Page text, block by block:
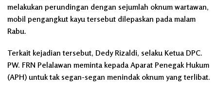
melakukan perundingan dengan sejumlah oknum wartawan,
mobil pengangkut kayu tersebut dilepaskan pada malam
Rabu.
Terkait kejadian tersebut, Dedy Rizaldi, selaku Ketua DPC.
PW. FRN Pelalawan meminta kepada Aparat Penegak Hukum
(APH) untuk tak segan-segan menindak oknum yang terlibat.